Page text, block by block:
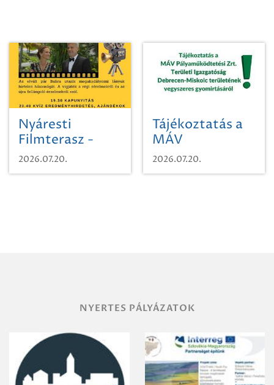
Nyáresti
Filmterasz -
Beugró a
Paradicsomba
2026.07.20.
Tájékoztatás a
MÁV
Pályaműködtetési
Zrt. Területi
2026.07.20.
NYERTES PÁLYÁZATOK